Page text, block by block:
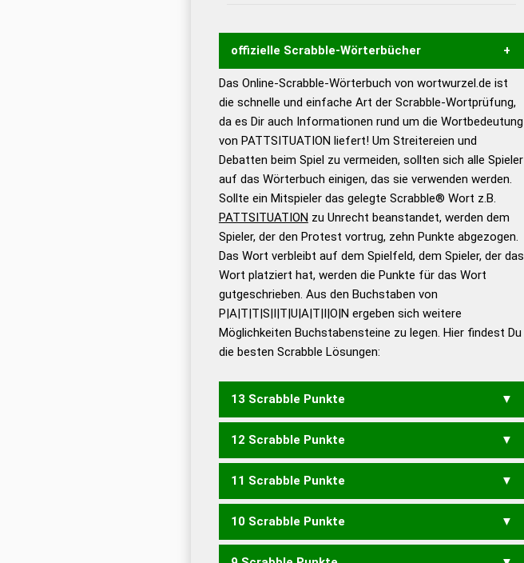
offizielle Scrabble-Wörterbücher
Wortwurzel liefert mit Hilfe eines semantischen
Wortanalyse-Algorithmus gute Anhaltspunkte zu
Wortbedeutung, Worttrennung und Wortform, um die
Gültigkeit eines Wortes für das Scrabble-Spiel zu
bestimmen!
zugelassene Turnier Scrabble-
Wörterbücher sind:
Duden – Standardwerk in 12
Bänden
Duden – Richtiges und gutes
Deutsch
Duden – Die deutsche Grammatik
Duden – Deutsches
Universalwörterbuch
Das Online-Scrabble-Wörterbuch von wortwurzel.de ist
die schnelle und einfache Art der Scrabble-Wortprüfung,
da es Dir auch Informationen rund um die Wortbedeutung
von PATTSITUATION liefert! Um Streitereien und
Debatten beim Spiel zu vermeiden, sollten sich alle Spieler
auf das Wörterbuch einigen, das sie verwenden werden.
Sollte ein Mitspieler das gelegte Scrabble® Wort z.B.
PATTSITUATION zu Unrecht beanstandet, werden dem
Spieler, der den Protest vortrug, zehn Punkte abgezogen.
Das Wort verbleibt auf dem Spielfeld, dem Spieler, der das
Wort platziert hat, werden die Punkte für das Wort
gutgeschrieben. Aus den Buchstaben von
P|A|T|T|S|I|T|U|A|T|I|O|N ergeben sich weitere
Möglichkeiten Buchstabensteine zu legen. Hier findest Du
die besten Scrabble Lösungen:
13 Scrabble Punkte
ANTIPASTO APOSTATIN
12 Scrabble Punkte
ANTIPASTI
11 Scrabble Punkte
APOSTAT POSAUNT POTTSAU
10 Scrabble Punkte